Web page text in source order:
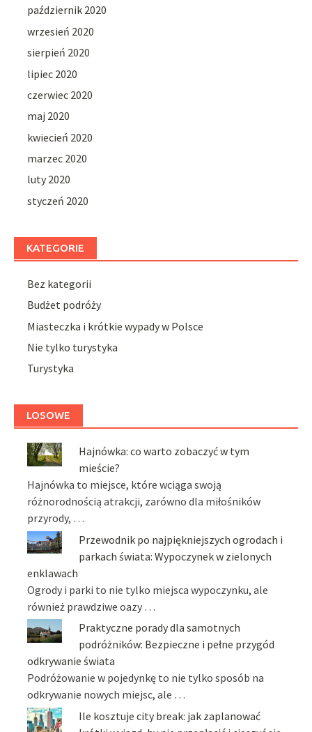
październik 2020
wrzesień 2020
sierpień 2020
lipiec 2020
czerwiec 2020
maj 2020
kwiecień 2020
marzec 2020
luty 2020
styczeń 2020
KATEGORIE
Bez kategorii
Budżet podróży
Miasteczka i krótkie wypady w Polsce
Nie tylko turystyka
Turystyka
LOSOWE
Hajnówka: co warto zobaczyć w tym
mieście?
Hajnówka to miejsce, które wciąga swoją
różnorodnością atrakcji, zarówno dla miłośników
przyrody, …
Przewodnik po najpiękniejszych ogrodach i
parkach świata: Wypoczynek w zielonych
enklawach
Ogrody i parki to nie tylko miejsca wypoczynku, ale
również prawdziwe oazy …
Praktyczne porady dla samotnych
podróżników: Bezpieczne i pełne przygód
odkrywanie świata
Podróżowanie w pojedynkę to nie tylko sposób na
odkrywanie nowych miejsc, ale …
Ile kosztuje city break: jak zaplanować